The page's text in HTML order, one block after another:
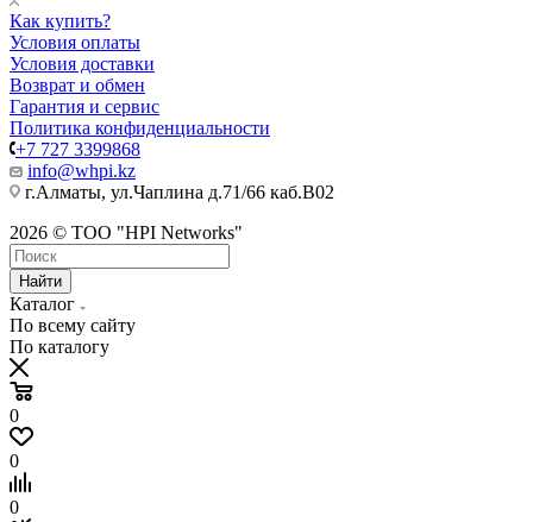
Как купить?
Условия оплаты
Условия доставки
Возврат и обмен
Гарантия и сервис
Политика конфиденциальности
+7 727 3399868
info@whpi.kz
г.Алматы, ул.Чаплина д.71/66 каб.B02
2026 © ТОО "HPI Networks"
Найти
Каталог
По всему сайту
По каталогу
0
0
0